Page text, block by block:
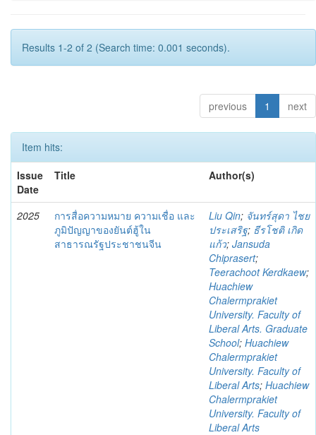
Results 1-2 of 2 (Search time: 0.001 seconds).
previous 1 next
Item hits:
Issue
Date
Title Author(s)
2025
การสื่อความหมาย ความเชื่อ และ
ภูมิปัญญาของยันต์ฮู้ใน
สาธารณรัฐประชาชนจีน
Liu Qin; จันทร์สุดา ไชย
ประเสริฐ; ธีรโชติ เกิด
แก้ว; Jansuda
Chiprasert;
Teerachoot Kerdkaew;
Huachiew
Chalermprakiet
University. Faculty of
Liberal Arts. Graduate
School; Huachiew
Chalermprakiet
University. Faculty of
Liberal Arts; Huachiew
Chalermprakiet
University. Faculty of
Liberal Arts